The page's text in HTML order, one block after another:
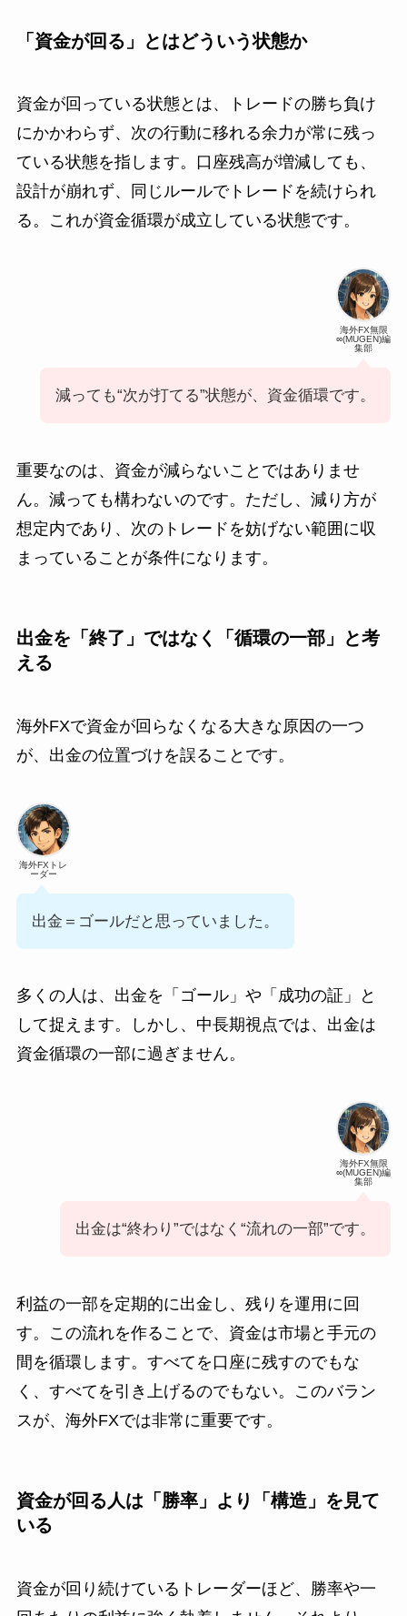
「資金が回る」とはどういう状態か
資金が回っている状態とは、トレードの勝ち負け
にかかわらず、次の行動に移れる余力が常に残っ
ている状態を指します。口座残高が増減しても、
設計が崩れず、同じルールでトレードを続けられ
る。これが資金循環が成立している状態です。
海外FX無限
∞(MUGEN)編
集部
減っても“次が打てる”状態が、資金循環です。
重要なのは、資金が減らないことではありませ
ん。減っても構わないのです。ただし、減り方が
想定内であり、次のトレードを妨げない範囲に収
まっていることが条件になります。
出金を「終了」ではなく「循環の一部」と考
える
海外FXで資金が回らなくなる大きな原因の一つ
が、出金の位置づけを誤ることです。
海外FXトレ
ーダー
出金＝ゴールだと思っていました。
多くの人は、出金を「ゴール」や「成功の証」と
して捉えます。しかし、中長期視点では、出金は
資金循環の一部に過ぎません。
海外FX無限
∞(MUGEN)編
集部
出金は“終わり”ではなく“流れの一部”です。
利益の一部を定期的に出金し、残りを運用に回
す。この流れを作ることで、資金は市場と手元の
間を循環します。すべてを口座に残すのでもな
く、すべてを引き上げるのでもない。このバラン
スが、海外FXでは非常に重要です。
資金が回る人は「勝率」より「構造」を見て
いる
資金が回り続けているトレーダーほど、勝率や一